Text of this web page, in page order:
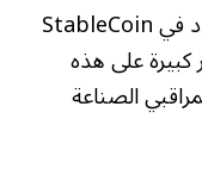
إن موقف اللجنة بشأن الإصدار المتعدد في StableCoin
كبيرة على هذه
الصناعة